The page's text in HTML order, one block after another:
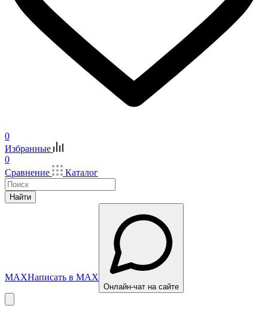
0
Избранные
0
Сравнение
Каталог
Найти
MAXНаписать в MAX
Онлайн-чат на сайте